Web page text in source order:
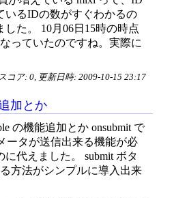
いるIDの数がすぐわかるの
た。 10月06日15時の時点
っていたのですね。実際に
コア: 0, 更新日時: 2009-10-15 23:17
加とか
の機能追加とか onsubmit で
ータが送信出来る機能が必
代えました。 submit ボタ
方法がシンプルに導入出来